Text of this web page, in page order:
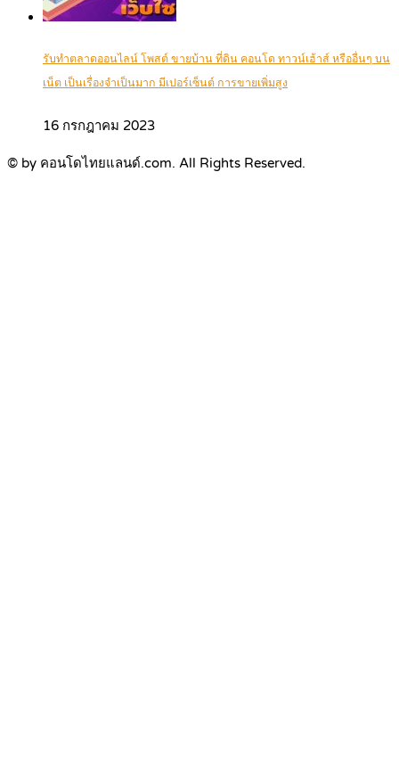
รับทำตลาดออนไลน์ โพสต์ ขายบ้าน ที่ดิน คอนโด ทาวน์เฮ้าส์ หรืออื่นๆ บน
เน็ต เป็นเรื่องจำเป็นมาก มีเปอร์เซ็นต์ การขายเพิ่มสูง
16 กรกฎาคม 2023
© by คอนโดไทยแลนด์.com. All Rights Reserved.